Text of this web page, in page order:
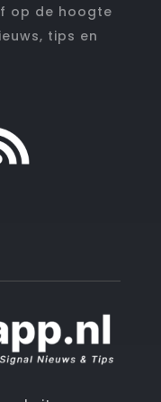
op de hoogte
tips en